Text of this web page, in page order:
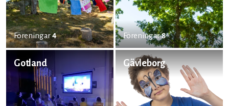
Föreningar4 Föreningar8
Gotland Gävleborg